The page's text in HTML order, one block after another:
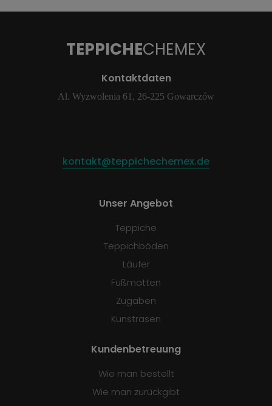
TEPPICHECHEMEX
Kontaktdaten
Al. Wyzwolenia 61, 26-225 Gowarczów
kontakt@teppichechemex.de
Unser Angebot
Teppiche
Teppichböden
Läufer
Fußmatten
Zugaben
Kunstrasen
Kundenbetreuung
Wie man bestellt
Wie man zurückgibt